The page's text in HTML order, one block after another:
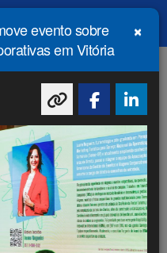
×
evento sobre
em Vitória